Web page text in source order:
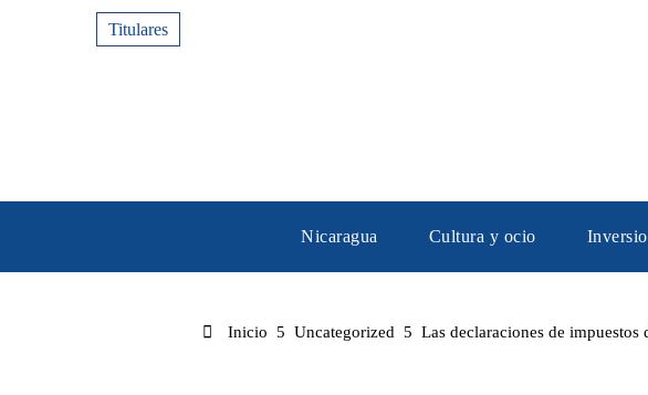
Titulares
Nicaragua Cultura y ocio
Inicio Uncategorized Las declaraciones de